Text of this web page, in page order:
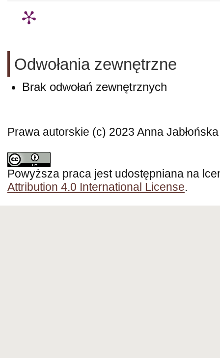
Odwołania zewnętrzne
Brak odwołań zewnętrznych
Prawa autorskie (c) 2023 Anna Jabłońska
Powyższa praca jest udostępniana na
Attribution 4.0 International License.